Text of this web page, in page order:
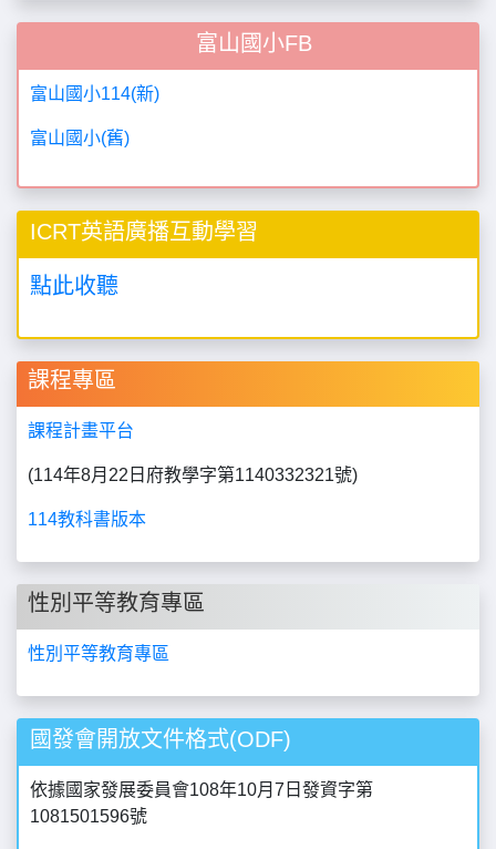
富山國小FB
富山國小114(新)
富山國小(舊)
ICRT英語廣播互動學習
點此收聽
課程專區
課程計畫平台
(114年8月22日府教學字第1140332321號)
114教科書版本
性別平等教育專區
性別平等教育專區
國發會開放文件格式(ODF)
依據國家發展委員會108年10月7日發資字第
1081501596號